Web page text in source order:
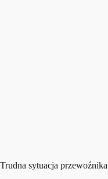
Trudna sytuacja przewoźnika